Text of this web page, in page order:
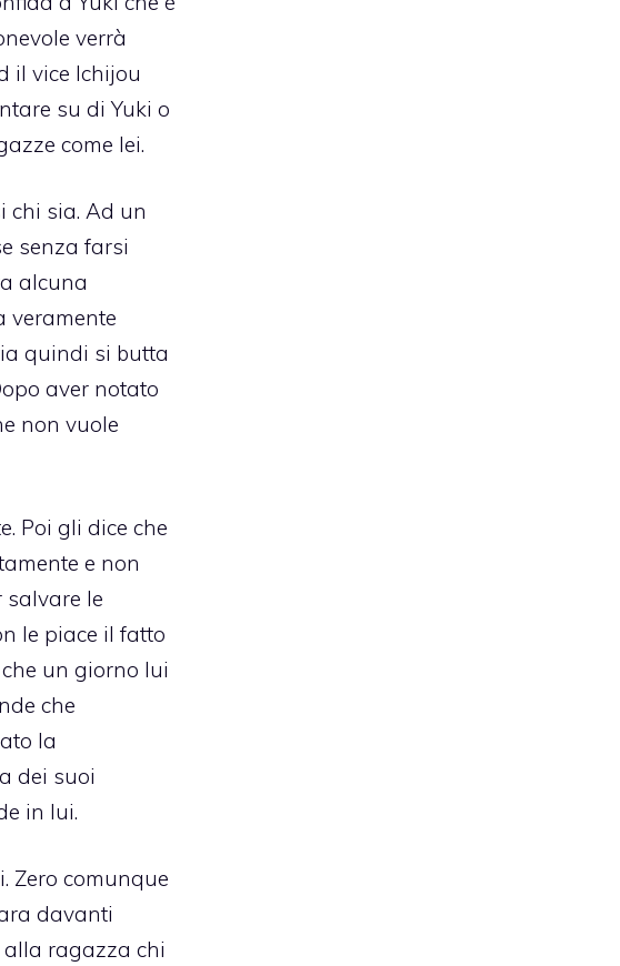
verrà
il vice Ichijou
su di Yuki o
come lei.
chi sia. Ad un
senza farsi
alcuna
veramente
quindi si butta
aver notato
non vuole
Poi gli dice che
e non
salvare le
le piace il fatto
un giorno lui
che
la
dei suoi
in lui.
Zero comunque
davanti
alla ragazza chi